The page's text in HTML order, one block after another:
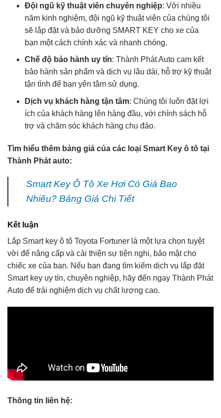
Đội ngũ kỹ thuật viên chuyên nghiệp: Với nhiều
năm kinh nghiệm, đội ngũ kỹ thuật viên của chúng tôi
sẽ lắp đặt và bảo dưỡng SMART KEY cho xe của
bạn một cách chính xác và nhanh chóng.
Chế độ bảo hành uy tín: Thành Phát Auto cam kết
bảo hành sản phẩm và dịch vụ lâu dài, hỗ trợ kỹ thuật
tận tình để bạn yên tâm sử dụng.
Dịch vụ khách hàng tận tâm: Chúng tôi luôn đặt lợi
ích của khách hàng lên hàng đầu, với chính sách hỗ
trợ và chăm sóc khách hàng chu đáo.
Tìm hiểu thêm bảng giá của các loại Smart Key ô tô tại
Thành Phát auto:
Smart Key Ô Tô Xe Hơi Có Giá Bao
Nhiêu? Bảng Giá Chi Tiết
Kết luận
Lắp Smart key ô tô Toyota Fortuner là một lựa chọn tuyệt
vời để nâng cấp và cải thiện sự tiện nghi, bảo mật cho
chiếc xe của bạn. Nếu bạn đang tìm kiếm dịch vụ lắp đặt
Smart key uy tín, chuyên nghiệp, hãy đến ngay Thành Phát
Auto để trải nghiệm dịch vụ chất lượng cao.
Thông tin liên hệ: